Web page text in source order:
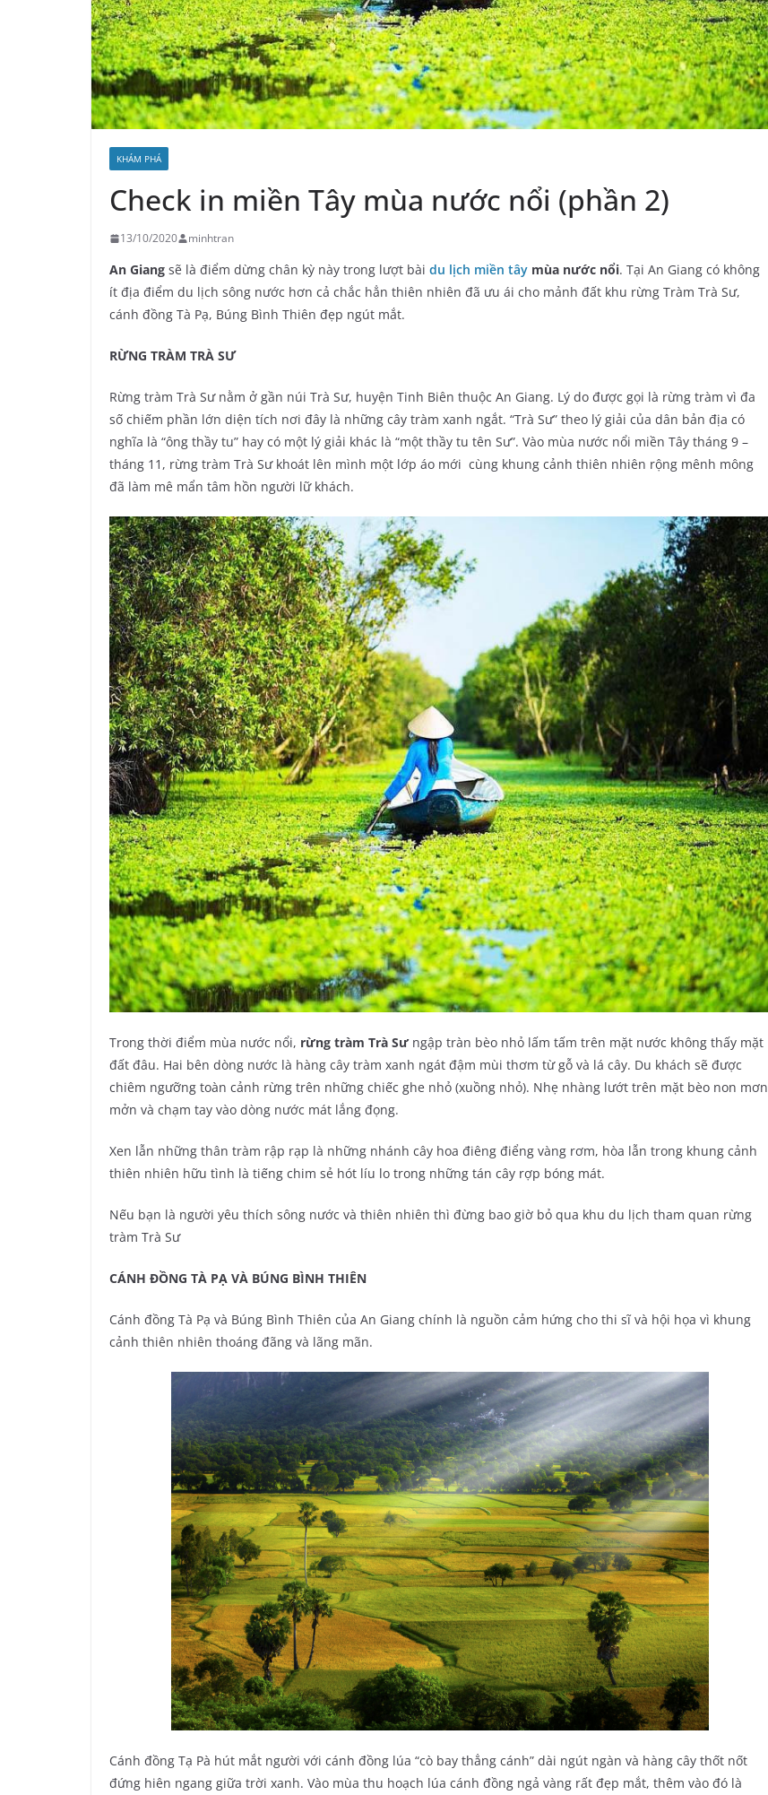
KHÁM PHÁ
Check in miền Tây mùa nước nổi (phần 2)
13/10/2020 minhtran
An Giang sẽ là điểm dừng chân kỳ này trong lượt bài du lịch miền tây mùa nước nổi. Tại An Giang có không
ít địa điểm du lịch sông nước hơn cả chắc hẳn thiên nhiên đã ưu ái cho mảnh đất khu rừng Tràm Trà Sư,
cánh đồng Tà Pạ, Búng Bình Thiên đẹp ngút mắt.
RỪNG TRÀM TRÀ SƯ
Rừng tràm Trà Sư nằm ở gần núi Trà Sư, huyện Tinh Biên thuộc An Giang. Lý do được gọi là rừng tràm vì đa
số chiếm phần lớn diện tích nơi đây là những cây tràm xanh ngắt. “Trà Sư” theo lý giải của dân bản địa có
nghĩa là “ông thầy tu” hay có một lý giải khác là “một thầy tu tên Sư”. Vào mùa nước nổi miền Tây tháng 9 –
tháng 11, rừng tràm Trà Sư khoát lên mình một lớp áo mới cùng khung cảnh thiên nhiên rộng mênh mông
đã làm mê mẩn tâm hồn người lữ khách.
Trong thời điểm mùa nước nổi, rừng tràm Trà Sưngập tràn bèo nhỏ lấm tấm trên mặt nước không thấy mặt
đất đâu. Hai bên dòng nước là hàng cây tràm xanh ngát đậm mùi thơm từ gỗ và lá cây. Du khách sẽ được
chiêm ngưỡng toàn cảnh rừng trên những chiếc ghe nhỏ (xuồng nhỏ). Nhẹ nhàng lướt trên mặt bèo non mơn
mởn và chạm tay vào dòng nước mát lắng đọng.
Xen lẫn những thân tràm rập rạp là những nhánh cây hoa điêng điểng vàng rơm, hòa lẫn trong khung cảnh
thiên nhiên hữu tình là tiếng chim sẻ hót líu lo trong những tán cây rợp bóng mát.
Nếu bạn là người yêu thích sông nước và thiên nhiên thì đừng bao giờ bỏ qua khu du lịch tham quan rừng
tràm Trà Sư
CÁNH ĐỒNG TÀ PẠ VÀ BÚNG BÌNH THIÊN
Cánh đồng Tà Pạ và Búng Bình Thiên của An Giang chính là nguồn cảm hứng cho thi sĩ và hội họa vì khung
cảnh thiên nhiên thoáng đãng và lãng mãn.
Cánh đồng Tạ Pà hút mắt người với cánh đồng lúa “cò bay thẳng cánh” dài ngút ngàn và hàng cây thốt nốt
đứng hiên ngang giữa trời xanh. Vào mùa thu hoạch lúa cánh đồng ngả vàng rất đẹp mắt, thêm vào đó là